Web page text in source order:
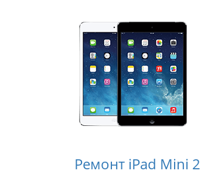
Ремонт iPad Mini 2